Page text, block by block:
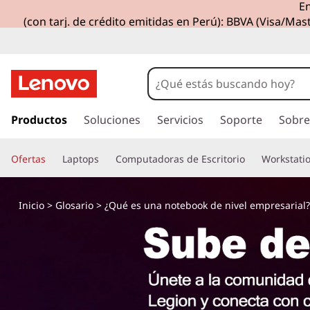
(con tarj. de crédito emitidas en Perú): BBVA (Visa/
r
c
o
Productos Soluciones Servicios Soporte
Ofertas Laptops Computadoras de Escritorio
Inicio> Glosario> ¿Qué es una notebook de nivel empresarial?